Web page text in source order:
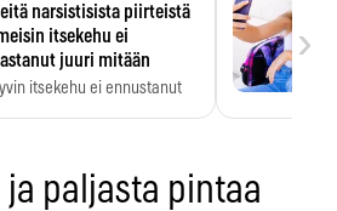
narsistisista piirteistä
itsekehu ei
juuri mitään
itsekehu ei ennustanut
›
ja paljasta pintaa